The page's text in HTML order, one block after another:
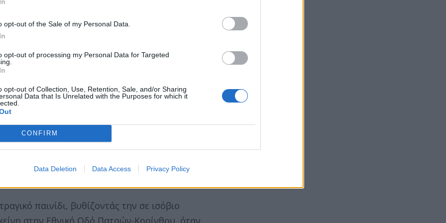
opt-out of the Sale of my Personal Data.
opt-out of processing my Personal Data for Targeted
opt-out of Collection, Use, Retention, Sale, and/or Sharing
Data that Is Unrelated with the Purposes for which it
CONFIRM
Data Deletion Data Access Privacy Policy
δύναμης γράφτηκε στην Πάτρα, με
την 87χρονη κυρία Χαριτίνη
παινίδι, βυθίζοντάς την σε ισόβιο